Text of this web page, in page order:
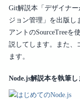
Git解説本「デザイナ
ジョン管理」を出版し
アントのSourceTreeを
説してします。また、
ます。
Node.js解説本を執筆し